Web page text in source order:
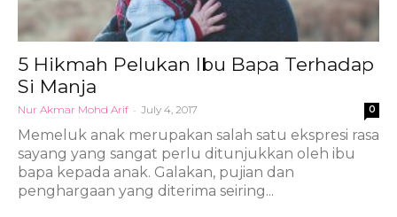
5 Hikmah Pelukan Ibu Bapa Terhadap
Si Manja
Nur Akmar Mohd Arif - July 4, 2017 0
Memeluk anak merupakan salah satu ekspresi rasa
sayang yang sangat perlu ditunjukkan oleh ibu
bapa kepada anak. Galakan, pujian dan
penghargaan yang diterima seiring...